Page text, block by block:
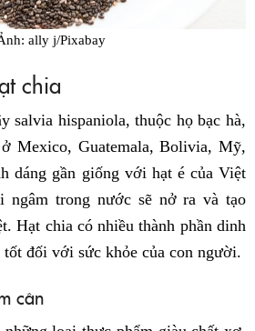
ally j/Pixabay
chia
salvia hispaniola, thuộc họ bạc hà,
Mexico, Guatemala, Bolivia, Mỹ,
dáng gần giống với hạt é của Việt
ngâm trong nước sẽ nở ra và tạo
Hạt chia có nhiều thành phần dinh
đối với sức khỏe của con người.
cân